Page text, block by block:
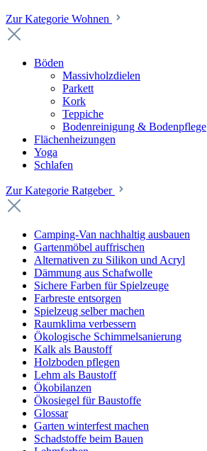
Zur Kategorie Wohnen
Böden
Massivholzdielen
Parkett
Kork
Teppiche
Bodenreinigung & Bodenpflege
Flächenheizungen
Yoga
Schlafen
Zur Kategorie Ratgeber
Camping-Van nachhaltig ausbauen
Gartenmöbel auffrischen
Alternativen zu Silikon und Acryl
Dämmung aus Schafwolle
Sichere Farben für Spielzeuge
Farbreste entsorgen
Spielzeug selber machen
Raumklima verbessern
Ökologische Schimmelsanierung
Kalk als Baustoff
Holzboden pflegen
Lehm als Baustoff
Ökobilanzen
Ökosiegel für Baustoffe
Glossar
Garten winterfest machen
Schadstoffe beim Bauen